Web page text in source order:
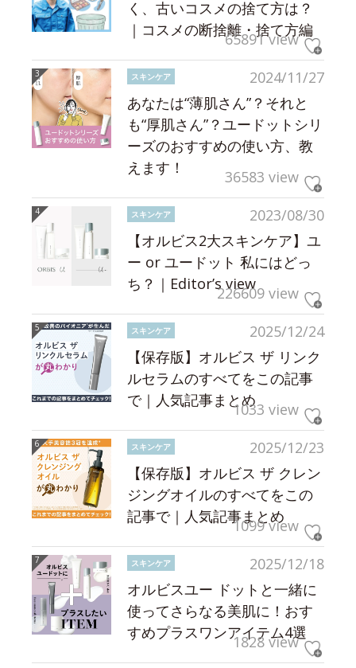
く、古いコスメの捨て方は？
｜コスメの断捨離・捨て方編
65891 view
2024/11/27
スキンケア
あなたは“薄肌さん”？それと
も“厚肌さん”？ユードットシリ
ーズのおすすめの使い方、教
えます！
36583 view
2023/08/30
スキンケア
【オルビス2大スキンケア】ユ
ー or ユードット 私にはどっ
ち？｜Editor’s view226609 view
2025/12/24
スキンケア
【保存版】オルビス ザ リンク
ルセラムのすべてをこの記事
で｜人気記事まとめ1033 view
2025/12/23
スキンケア
【保存版】オルビス ザ クレン
ジングオイルのすべてをこの
記事で｜人気記事まとめ
1099 view
2025/12/18
スキンケア
オルビスユー ドットと一緒に
使ってさらなる美肌に！おす
すめプラスワンアイテム4選
1828 view